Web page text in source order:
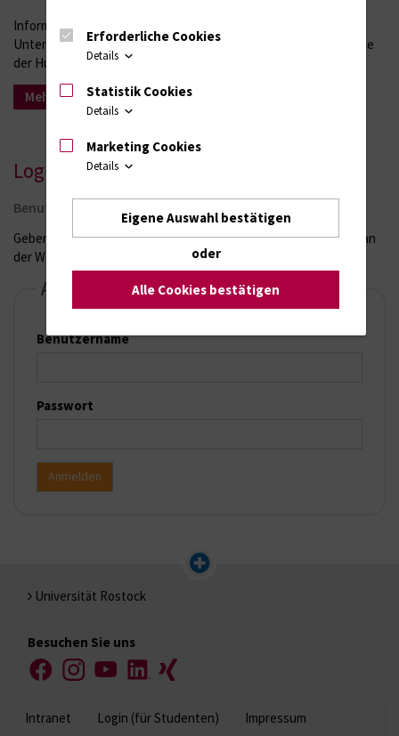
Informationen zu Lehrveranstaltungen, Wahlfächern, Praktika,
Unterrichtsmaterialien und weiteren Angeboten für Studierende
der Humanmedizin.
Mehr Infos
Login:
Benutzeranmeldung
Geben Sie Ihren Benutzernamen und Ihr Passwort ein, um sich an
der Website anzumelden
Anmelden
Benutzername
Passwort
Universität Rostock
Besuchen Sie uns
FacebookInstagramYouTubeLinkedIn
Xing
Intranet Login (für Studenten) Impressum
Erforderliche Cookies
Details
Statistik Cookies
Details
Marketing Cookies
Details
Eigene Auswahl bestätigen
oder
Alle Cookies bestätigen